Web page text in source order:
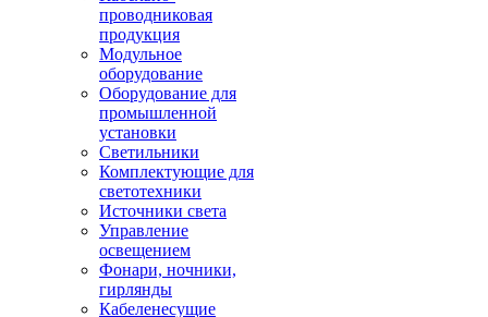
проводниковая
продукция
Модульное
оборудование
Оборудование для
промышленной
установки
Светильники
Комплектующие для
светотехники
Источники света
Управление
освещением
Фонари, ночники,
гирлянды
Кабеленесущие